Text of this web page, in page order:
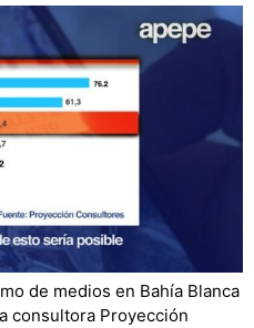
de medios en Bahía Blanca
consultora Proyección